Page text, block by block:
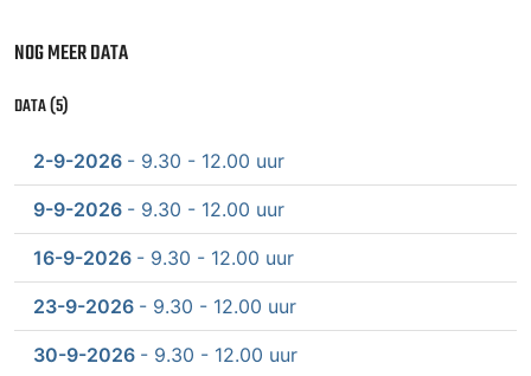
NOG MEER DATA
DATA (5)
2-9-2026 - 9.30 - 12.00 uur
9-9-2026 - 9.30 - 12.00 uur
16-9-2026 - 9.30 - 12.00 uur
23-9-2026 - 9.30 - 12.00 uur
30-9-2026 - 9.30 - 12.00 uur